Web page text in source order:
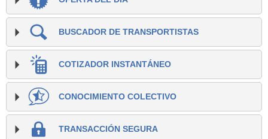
BUSCADOR DE TRANSPORTISTAS
COTIZADOR INSTANTÁNEO
CONOCIMIENTO COLECTIVO
TRANSACCIÓN SEGURA